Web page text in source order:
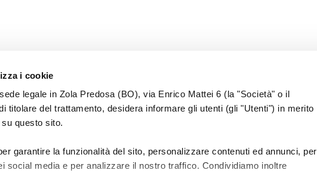
i cookie
legale in Zola Predosa (BO), via Enrico Mattei 6 (la "Società" o il
titolare del trattamento, desidera informare gli utenti (gli "Utenti") in merito
questo sito.
garantire la funzionalità del sito, personalizzare contenuti ed annunci, per
social media e per analizzare il nostro traffico. Condividiamo inoltre